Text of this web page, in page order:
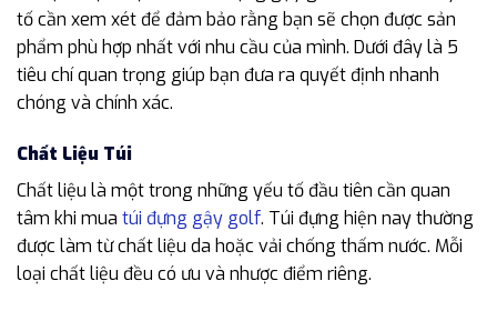
tố cần xem xét để đảm bảo rằng bạn sẽ chọn được sản
phẩm phù hợp nhất với nhu cầu của mình. Dưới đây là 5
tiêu chí quan trọng giúp bạn đưa ra quyết định nhanh
chóng và chính xác.
Chất Liệu Túi
Chất liệu là một trong những yếu tố đầu tiên cần quan
tâm khi mua túi đựng gậy golf. Túi đựng hiện nay thường
được làm từ chất liệu da hoặc vải chống thấm nước. Mỗi
loại chất liệu đều có ưu và nhược điểm riêng.